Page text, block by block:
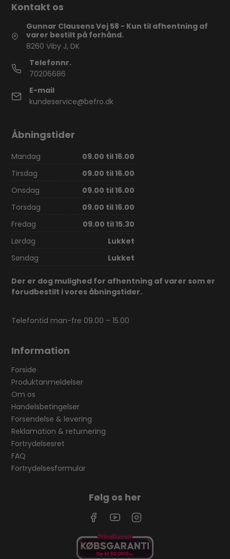
Kontakt os
Gunnar Clausens Vej 58 - Kun til afhentning af
varer bestilt på forhånd.
8260 Viby J, DK
Telefonnr.
70206686
E-mail
kundeservice@befro.dk
Åbningstider
Mandag
09.00 til 16.00
Tirsdag
09.00 til 16.00
Onsdag
09.00 til 16.00
Torsdag
09.00 til 16.00
Fredag
09.00 til 15.30
Lørdag
Lukket
Søndag
Lukket
Der er dog mulighed for afhentning af varer som er
forudbestilt i vores åbningstider.
Telefontid man-fre 09.00 – 15.00
Information
Forside
Produktanmeldelser
Om os
Handelsbetingelser
Forsendelse & levering
Reklamation & returnering
Fortrydelsesret
FAQ
Fortrydelsesformular
Følg os her